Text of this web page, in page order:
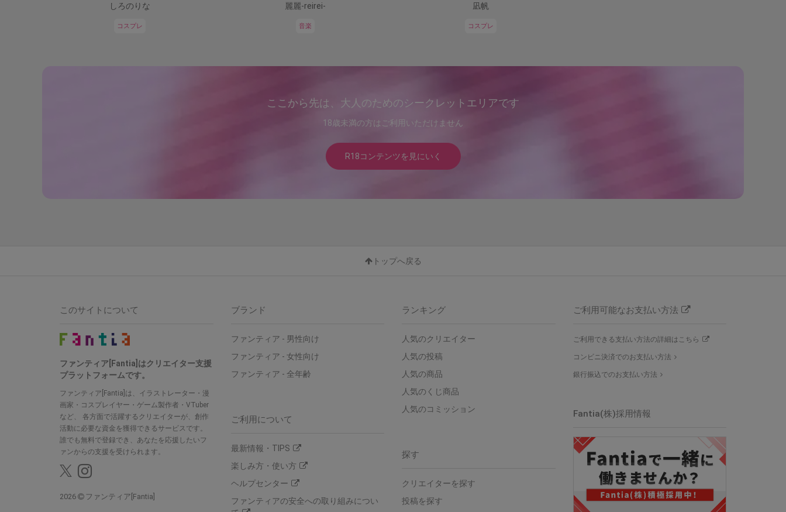
しろのりな
コスプレ
麗麗-reirei-
音楽
凪帆
コスプレ
ここから先は、大人のためのシークレットエリアです
18歳未満の方はご利用いただけません
R18コンテンツを見にいく
トップへ戻る
ブランド
ファンティア - 男性向け
ファンティア - 女性向け
ファンティア - 全年齢
ご利用について
最新情報・TIPS
楽しみ方・使い方
ヘルプセンター
ファンティアの安全への取り組みについ
ランキング
人気のクリエイター
人気の投稿
人気の商品
人気のくじ商品
人気のコミッション
探す
クリエイターを探す
投稿を探す
ご利用可能なお支払い方法
ご利用できる支払い方法の詳細はこちら
コンビニ決済でのお支払い方法
銀行振込でのお支払い方法
Fantia(株)採用情報
このサイトについて
ファンティア[Fantia]はクリエイター支援
プラットフォームです。
ファンティア[Fantia]は、イラストレーター・漫
画家・コスプレイヤー・ゲーム製作者・VTuber
など、 各方面で活躍するクリエイターが、創作
活動に必要な資金を獲得できるサービスです。
誰でも無料で登録でき、あなたを応援したいフ
ァンからの支援を受けられます。
2026 ファンティア[Fantia]